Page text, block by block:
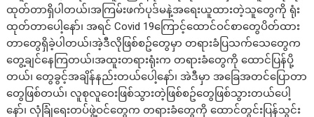
ထုတ်တာရှိပါတယ်၊အကြမ်းဖက်ပုဒ်မနဲ့အရေးယူထားတဲ့သူတွေကို ရုံး
ထုတ်တာပေါ့နော်၊ အရင် Covid 19ကြောင့်ထောင်ဝင်စာတွေပိတ်ထား
တာတွေရှိခဲ့ပါတယ်၊အဲ့ဒီလိုဖြစ်စဥ်တွေမှာ တရားခံပြသက်သေတွေက
တွေ့ချင်နေကြတယ်၊အထူးတရားရုံးက တရားခံတွေကို ထောင်ပြန်ပို့
တယ်၊ တွေခွင့်အချိန်နည်းတယ်ပေါ့နော်၊ အဲဒီမှာ အခြေအတင်ပြောတာ
တွေဖြစ်တယ်၊ လူစုလူဝေးဖြစ်သွားတဲ့ဖြစ်စဥ်တွေဖြစ်သွားတယ်ပေါ့
နော်၊ လုံခြုံရေးတပ်ဖွဲ့ဝင်တွေက တရားခံတွေကို ထောင်တွင်းပြန်သွင်း